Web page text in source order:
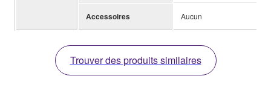
Accessoires Aucun
Trouver des produits similaires